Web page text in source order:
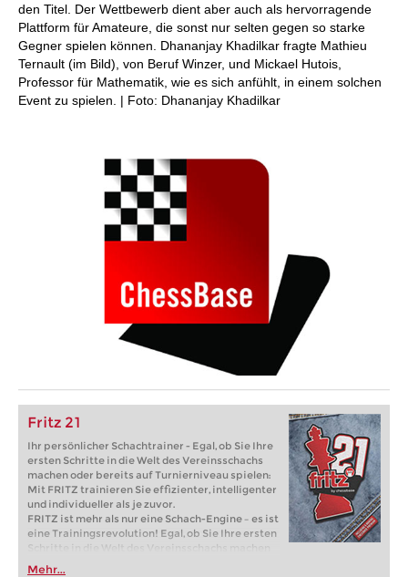
den Titel. Der Wettbewerb dient aber auch als hervorragende
Plattform für Amateure, die sonst nur selten gegen so starke
Gegner spielen können. Dhananjay Khadilkar fragte Mathieu
Ternault (im Bild), von Beruf Winzer, und Mickael Hutois,
Professor für Mathematik, wie es sich anfühlt, in einem solchen
Event zu spielen. | Foto: Dhananjay Khadilkar
Fritz 21
Ihr persönlicher Schachtrainer - Egal, ob Sie Ihre
ersten Schritte in die Welt des Vereinsschachs
machen oder bereits auf Turnierniveau spielen:
Mit FRITZ trainieren Sie effizienter, intelligenter
und individueller als je zuvor.
FRITZ ist mehr als nur eine Schach-Engine – es ist
eine Trainingsrevolution! Egal, ob Sie Ihre ersten
Schritte in die Welt des Vereinsschachs machen
oder bereits auf Turnierniveau spielen: Mit
Mehr...